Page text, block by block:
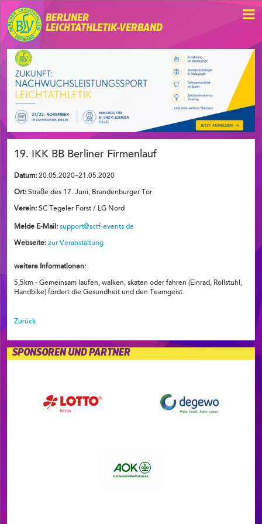
BERLINER
LEICHTATHLETIK-VERBAND
19. IKK BB Berliner Firmenlauf
Datum: 20.05.2020–21.05.2020
Ort: Straße des 17. Juni, Brandenburger Tor
Verein: SC Tegeler Forst / LG Nord
Melde E-Mail: support@sctf-events.de
Webseite: zur Veranstaltung
weitere Informationen:
5,5km - Gemeinsam laufen, walken, skaten oder fahren (Einrad, Rollstuhl,
Handbike) fördert die Gesundheit und den Teamgeist.
Zurück
SPONSOREN UND PARTNER